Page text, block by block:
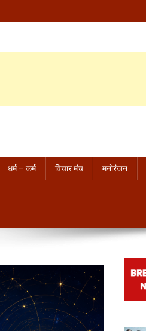
धर्म – कर्म विचार मंच मनोरंजन